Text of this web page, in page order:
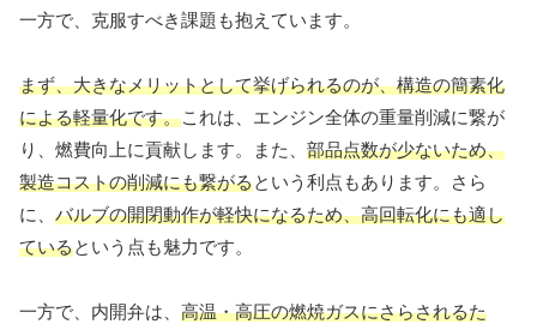
一方で、克服すべき課題も抱えています。
まず、大きなメリットとして挙げられるのが、構造の簡素化
による軽量化です。これは、エンジン全体の重量削減に繋が
り、燃費向上に貢献します。また、 部品点数が少ないため、
製造コストの削減にも繋がるという利点もあります。さら
に、 バルブの開閉動作が軽快になるため、高回転化にも適し
ているという点も魅力です。
一方で、内開弁は、 高温・高圧の燃焼ガスにさらされるた